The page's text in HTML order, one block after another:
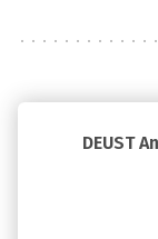
DEUST